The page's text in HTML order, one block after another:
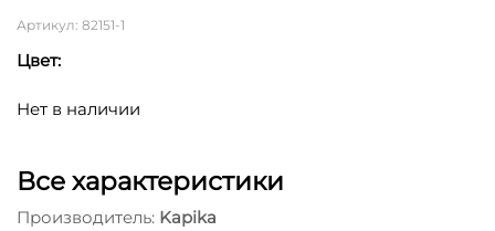
Артикул: 82151-1
Цвет:
Нет в наличии
Все характеристики
Производитель: Kapika